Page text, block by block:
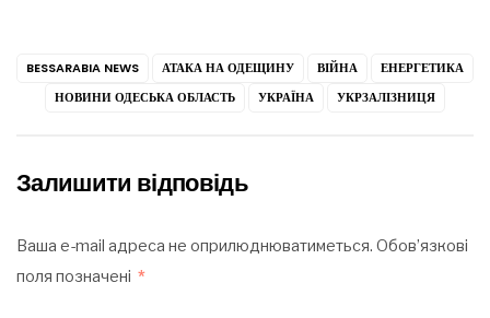
BESSARABIA NEWS АТАКА НА ОДЕЩИНУ ВІЙНА
ЕНЕРГЕТИКА
НОВИНИ ОДЕСЬКА ОБЛАСТЬ
УКРАЇНА УКРЗАЛІЗНИЦЯ
Залишити відповідь
Ваша e-mail адреса не оприлюднюватиметься. Обов’язкові
поля позначені *